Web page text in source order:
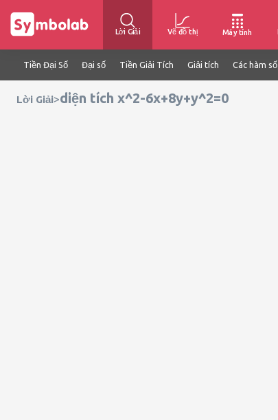
Lời Giải Vẽ đồ thị Máy tính
Tiền Đại Số Đại số Tiền Giải Tích Giải tích Các hàm số
Lời Giải>diện tích x^2-6x+8y+y^2=0